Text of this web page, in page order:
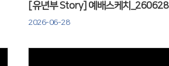
[유년부 Story] 예배스케치_260628
2026-06-28